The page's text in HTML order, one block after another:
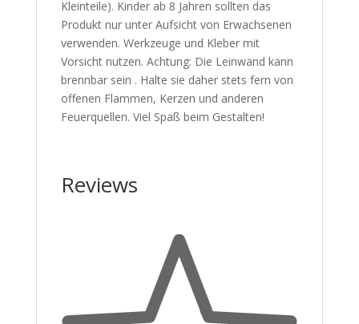
Kleinteile). Kinder ab 8 Jahren sollten das
Produkt nur unter Aufsicht von Erwachsenen
verwenden. Werkzeuge und Kleber mit
Vorsicht nutzen. Achtung: Die Leinwand kann
brennbar sein . Halte sie daher stets fern von
offenen Flammen, Kerzen und anderen
Feuerquellen. Viel Spaß beim Gestalten!
Reviews